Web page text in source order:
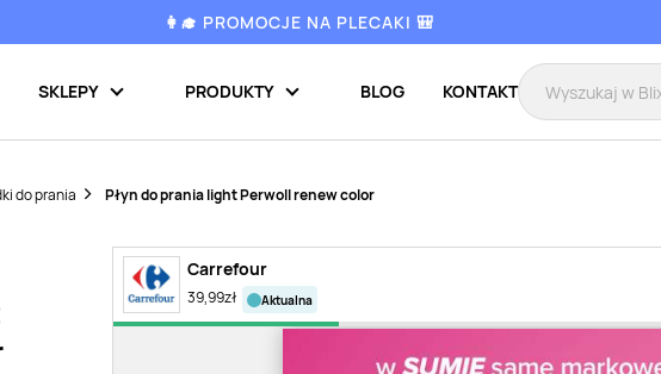
👩‍🎓 PROMOCJE NA PLECAKI 🎒
SKLEPY PRODUKTY BLOG KONTAKT
do prania Płyn do prania light Perwoll renew color
Carrefour
39,99zł aktualna